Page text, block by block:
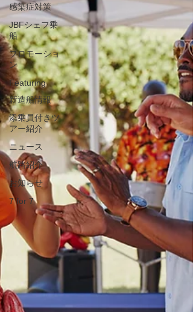
感染症対策
JBFシェフ乗
船
プロモーショ
ン
Featuring
新造船情報
添乗員付きツ
アー紹介
ニュース
航路紹介
お知らせ
7 for 7